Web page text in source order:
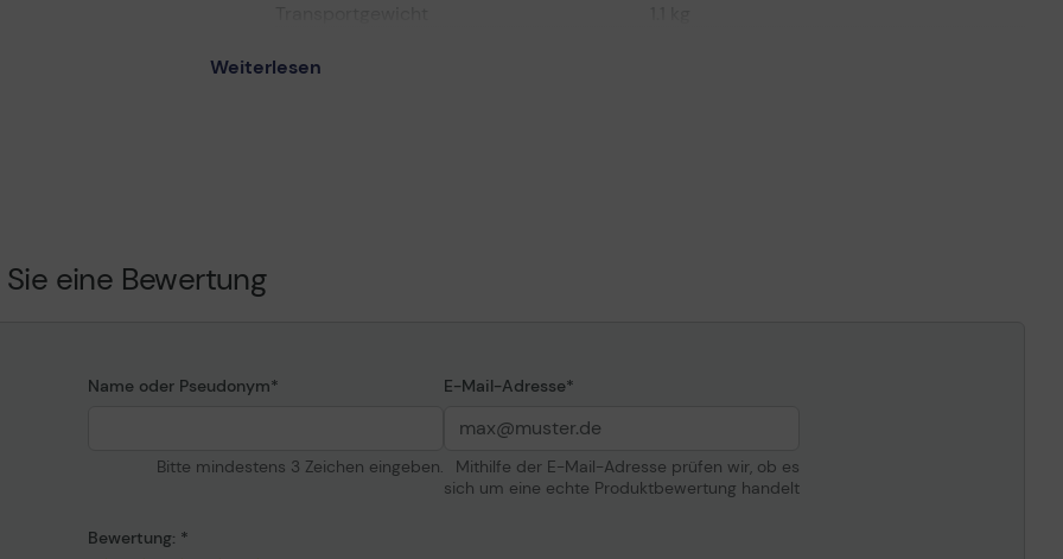
Verbrauchsmaterial
Weiterlesen
eine Bewertung
Name oder Pseudonym
Bitte mindestens 3 Zeichen eingeben.
E-Mail-Adresse
Mithilfe der E-Mail-Adresse prüfen wir, ob es
sich um eine echte Produktbewertung handelt
Bewertung: